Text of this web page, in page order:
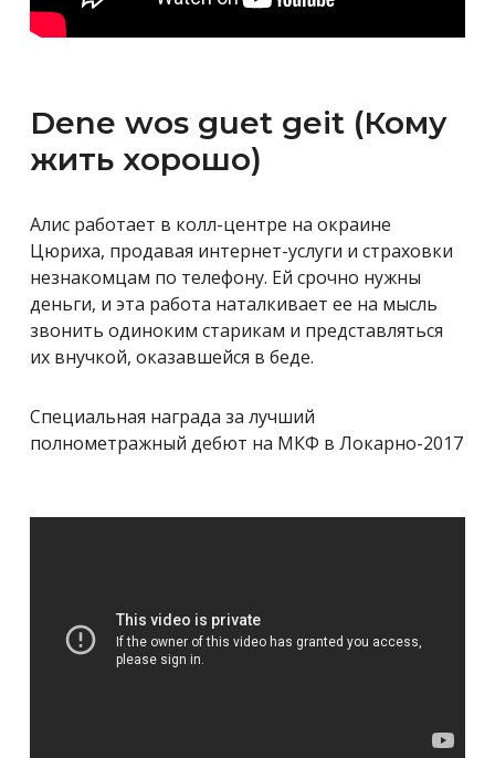
Dene wos guet geit (Кому
жить хорошо)
Алис работает в колл-центре на окраине
Цюриха, продавая интернет-услуги и страховки
незнакомцам по телефону. Ей срочно нужны
деньги, и эта работа наталкивает ее на мысль
звонить одиноким старикам и представляться
их внучкой, оказавшейся в ​​беде.
Специальная награда за лучший
полнометражный дебют на МКФ в Локарно-2017